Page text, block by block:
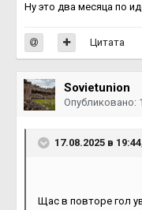
Ну это два месяца по
Цитата
Sovietunion
Опубликовано:
17.08.2025 в
Щас в повторе гол